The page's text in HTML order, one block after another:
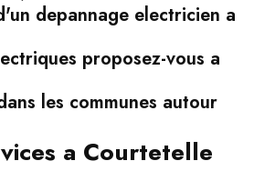
depannage electricien a
proposez-vous a
les communes autour
a Courtetelle